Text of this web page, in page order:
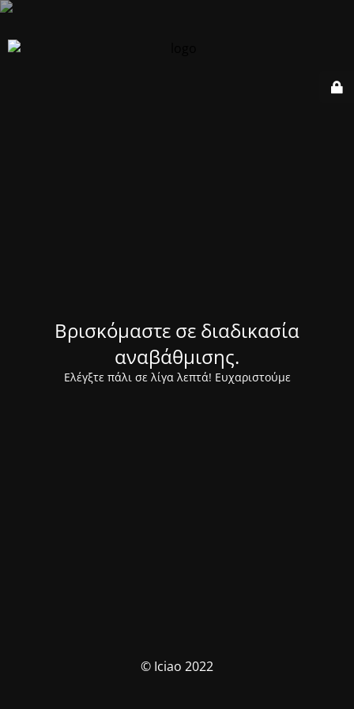
Βρισκόμαστε σε διαδικασία
αναβάθμισης.
Ελέγξτε πάλι σε λίγα λεπτά! Ευχαριστούμε
© Iciao 2022